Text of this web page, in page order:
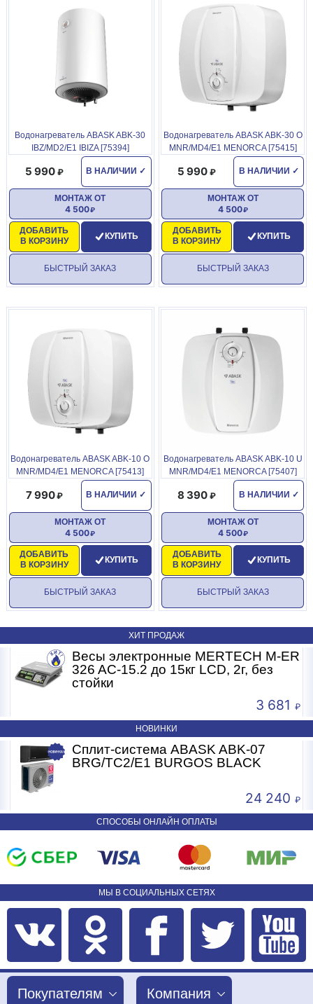
Водонагреватель ABASK ABK-30
IBZ/MD2/E1 IBIZA [75394]
В НАЛИЧИИ ✓
5 990
ДОБАВИТЬ
В КОРЗИНУ
МОНТАЖ ОТ
4 500
КУПИТЬ
БЫСТРЫЙ ЗАКАЗ
Водонагреватель ABASK ABK-30 О
MNR/MD4/E1 MENORCA [75415]
В НАЛИЧИИ ✓
5 990
ДОБАВИТЬ
В КОРЗИНУ
МОНТАЖ ОТ
4 500
КУПИТЬ
БЫСТРЫЙ ЗАКАЗ
Водонагреватель ABASK ABK-10 О
MNR/MD4/E1 MENORCA [75413]
В НАЛИЧИИ ✓
7 990
ДОБАВИТЬ
В КОРЗИНУ
МОНТАЖ ОТ
4 500
КУПИТЬ
БЫСТРЫЙ ЗАКАЗ
Водонагреватель ABASK ABK-10 U
MNR/MD4/E1 MENORCA [75407]
В НАЛИЧИИ ✓
8 390
ДОБАВИТЬ
В КОРЗИНУ
МОНТАЖ ОТ
4 500
КУПИТЬ
БЫСТРЫЙ ЗАКАЗ
ХИТ ПРОДАЖ
Весы электронные MERTECH M-ER
326 AC-15.2 до 15кг LCD, 2г, без
стойки
3 681
НОВИНКИ
Сплит-система ABASK ABK-07
BRG/TC2/E1 BURGOS BLACK
24 240
СПОСОБЫ ОНЛАЙН ОПЛАТЫ
МЫ В СОЦИАЛЬНЫХ СЕТЯХ
Покупателям Компания